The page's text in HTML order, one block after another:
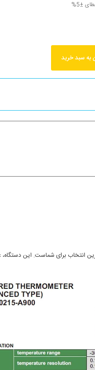
±5%
به سبد خرید
انتخاب برای شماست. این دستگاه،